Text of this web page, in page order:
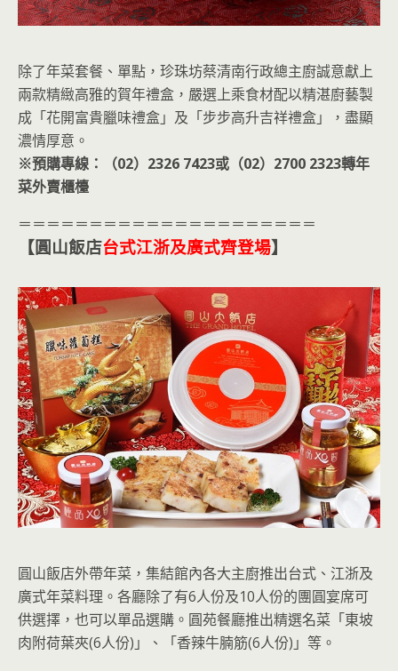
除了年菜套餐、單點，珍珠坊蔡清南行政總主廚誠意獻上
兩款精緻高雅的賀年禮盒，嚴選上乘食材配以精湛廚藝製
成「花開富貴臘味禮盒」及「步步高升吉祥禮盒」，盡顯
濃情厚意。
※預購專線：（02）2326 7423或（02）2700 2323轉年
菜外賣櫃檯
＝＝＝＝＝＝＝＝＝＝＝＝＝＝＝＝＝＝＝＝＝
【圓山飯店台式江浙及廣式齊登場】
圓山飯店外帶年菜，集結館內各大主廚推出台式、江浙及
廣式年菜料理。各廳除了有6人份及10人份的團圓宴席可
供選擇，也可以單品選購。圓苑餐廳推出精選名菜「東坡
肉附荷葉夾(6人份)」、「香辣牛腩筋(6人份)」等。